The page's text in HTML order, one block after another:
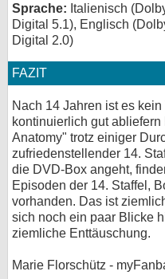
Sprache: Italienisch
Digital 5.1), Englisch
Digital 2.0)
FAZIT
Nach 14 Jahren ist es
kontinuierlich gut
Anatomy" trotz einiger
zufriedenstellender 14.
die DVD-Box angeht,
Episoden der 14. Staffel,
vorhanden. Das ist
sich noch ein paar Blicke
ziemliche Enttäuschung.
Marie Florschütz -